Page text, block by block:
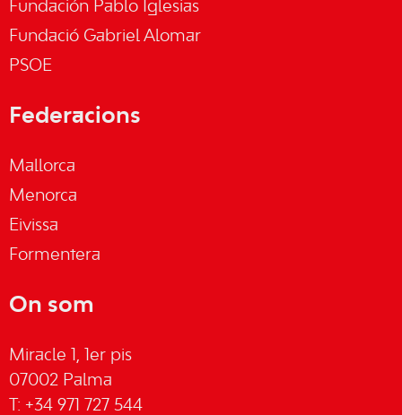
Fundación Pablo Iglesias
Fundació Gabriel Alomar
PSOE
Federacions
Mallorca
Menorca
Eivissa
Formentera
On som
Miracle 1, 1er pis
07002 Palma
T: +34 971 727 544